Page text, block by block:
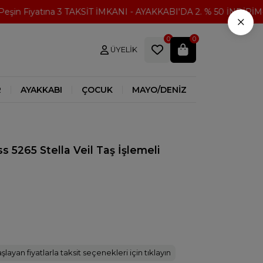
Fiyatına 3 TAKSİT İMKANI - AYAKKABI'DA 2. % 50 İNDİRİM
ÜYELIK
0 0
AYAKKABI ÇOCUK MAYO/DENİZ
5265 Stella Veil Taş İşlemeli
fiyatlarla taksit seçenekleri için tıklayın
×